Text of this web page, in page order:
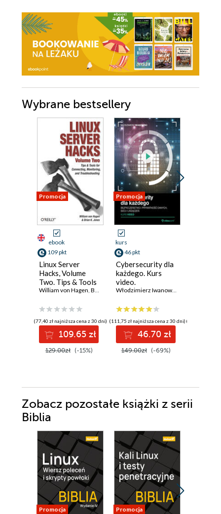
Wybrane bestsellery
Promocja
ebook
109 pkt
Linux Server
Hacks, Volume
Two. Tips & Tools
for Connecting,
Troubleshooting
William von Hagen Brian K. Jones
(77,40 zł najniższa cena z 30 dni)
109.65 zł
129.00zł (-15%)
Promocja
kurs
46 pkt
Cybersecurity dla
każdego. Kurs
video.
Bezpieczeństwo i
danych, sieci i
urządzeń
(111,75 zł najniższa cena z 30 dni)
46.70 zł
149.00zł (-69%)
(129,00 zł
Zobacz pozostałe książki z serii
Biblia
Promocja Promocja